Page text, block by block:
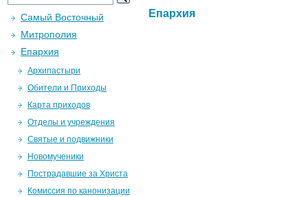
Епархия
Самый Восточный
Митрополия
Епархия
Архипастыри
Обители и Приходы
Карта приходов
Отделы и учреждения
Святые и подвижники
Новомученики
Пострадавшие за Христа
Комиссия по канонизации